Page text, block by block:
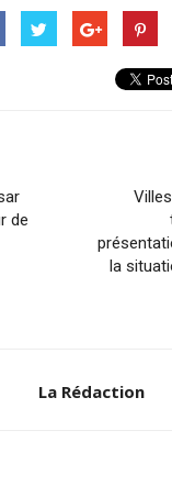
de
la
La Rédaction